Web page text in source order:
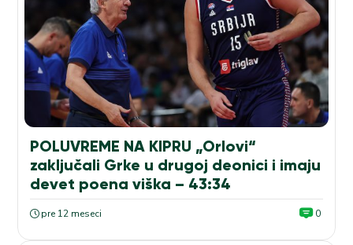
POLUVREME NA KIPRU „Orlovi“
zaključali Grke u drugoj deonici i imaju
devet poena viška – 43:34
pre 12 meseci 0